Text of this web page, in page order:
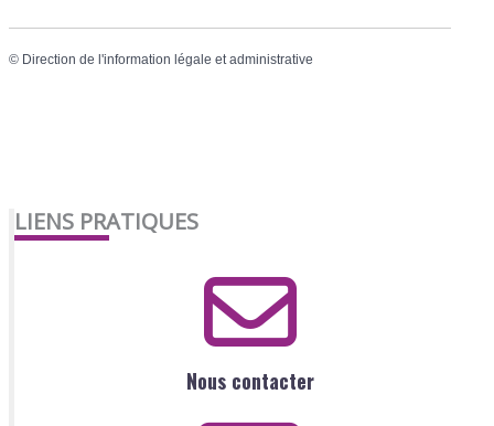
© Direction de l'information légale et administrative
LIENS PRATIQUES
Nous contacter